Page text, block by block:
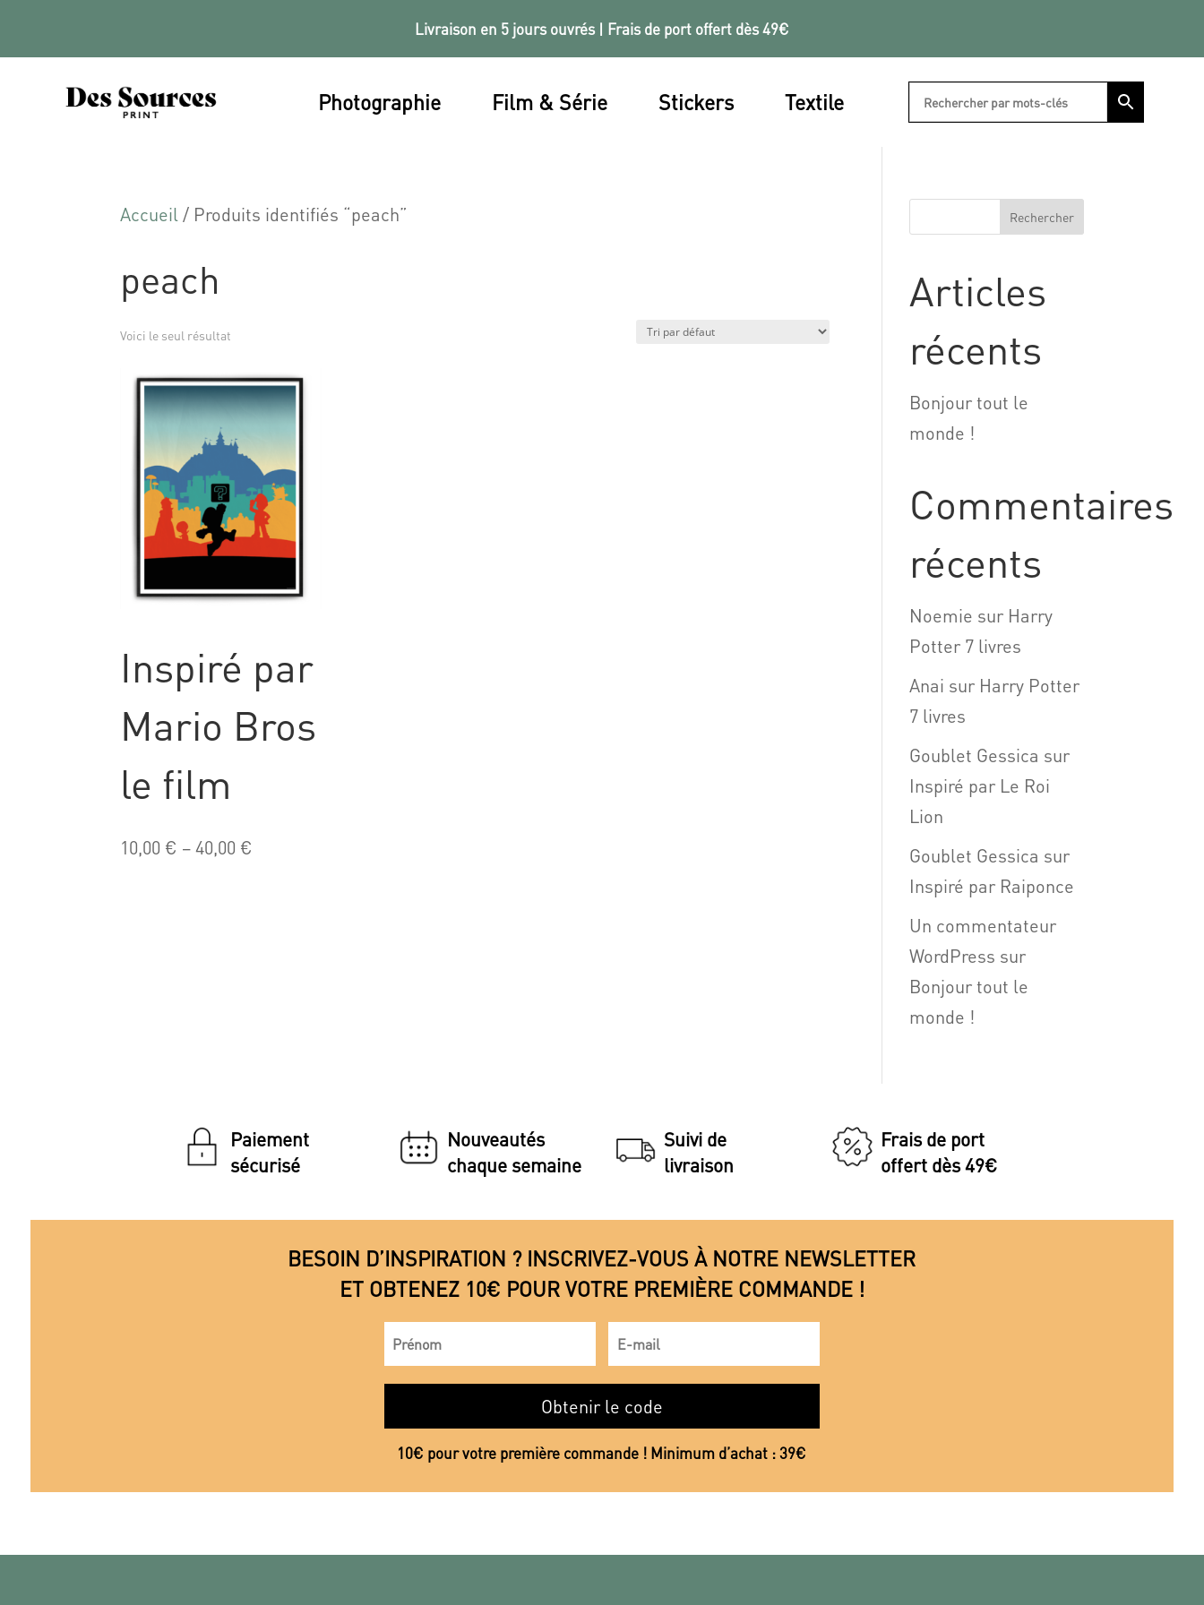
Livraison en 5 jours ouvrés | Frais de port offert dès 49€
Photographie Film & Série Stickers Textile
Accueil / Produits identifiés “peach”
peach
Voici le seul résultat
Inspiré par
Mario Bros
le film
10,00 € –40,00 €
Rechercher
Articles
récents
Bonjour tout le
monde !
Commentaires
récents
Noemie sur Harry
Potter 7 livres
Anai sur Harry Potter
7 livres
Goublet Gessica sur
Inspiré par Le Roi
Lion
Goublet Gessica sur
Inspiré par Raiponce
Un commentateur
WordPress sur
Bonjour tout le
monde !
Paiement
sécurisé
Nouveautés
chaque semaine
Suivi de
livraison
Frais de port
offert dès 49€
BESOIN D’INSPIRATION ? INSCRIVEZ-VOUS À NOTRE NEWSLETTER
ET OBTENEZ 10€ POUR VOTRE PREMIÈRE COMMANDE !
Obtenir le code
10€ pour votre première commande ! Minimum d’achat : 39€